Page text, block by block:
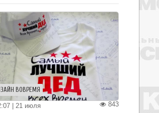
ВОВРЕМЯ
843
| 21 июля